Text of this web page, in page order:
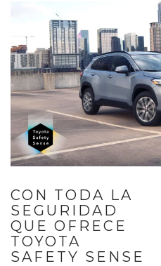
CON TODA LA
SEGURIDAD
QUE OFRECE
TOYOTA
SAFETY SENSE